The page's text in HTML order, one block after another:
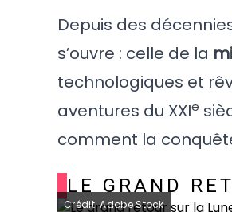
Depuis des
s’ouvre : celle de la
technologiques et
aventures du XXIe
comment la
LE GRAND
Crédit: Adobe Stock